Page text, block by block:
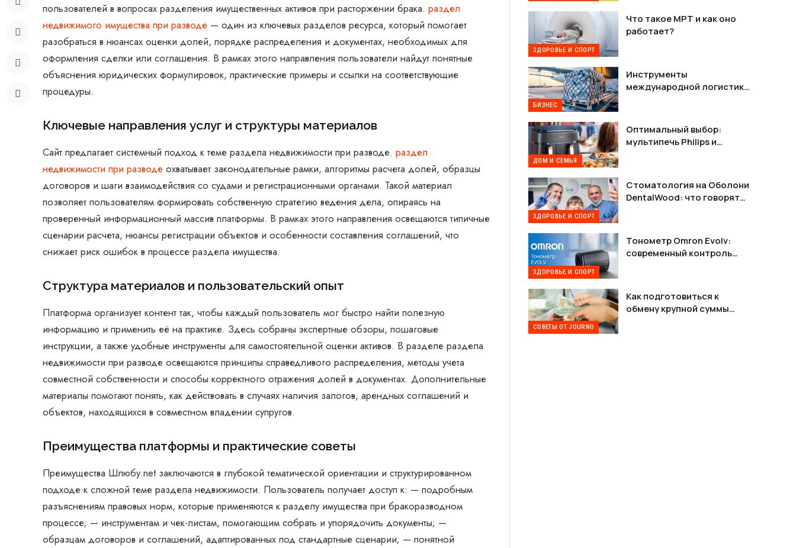
пользователей в вопросах разделения имущественных активов при расторжении брака. раздел
недвижимого имущества при разводе — один из ключевых разделов ресурса, который помогает
разобраться в нюансах оценки долей, порядке распределения и документах, необходимых для
оформления сделки или соглашения. В рамках этого направления пользователи найдут понятные
объяснения юридических формулировок, практические примеры и ссылки на соответствующие
процедуры.
Ключевые направления услуг и структуры материалов
Сайт предлагает системный подход к теме раздела недвижимости при разводе. раздел
недвижимости при разводе охватывает законодательные рамки, алгоритмы расчета долей, образцы
договоров и шаги взаимодействия со судами и регистрационными органами. Такой материал
позволяет пользователям формировать собственную стратегию ведения дела, опираясь на
проверенный информационный массив платформы. В рамках этого направления освещаются типичные
сценарии расчета, нюансы регистрации объектов и особенности составления соглашений, что
снижает риск ошибок в процессе раздела имущества.
Структура материалов и пользовательский опыт
Платформа организует контент так, чтобы каждый пользователь мог быстро найти полезную
информацию и применить её на практике. Здесь собраны экспертные обзоры, пошаговые
инструкции, а также удобные инструменты для самостоятельной оценки активов. В разделе раздела
недвижимости при разводе освещаются принципы справедливого распределения, методы учета
совместной собственности и способы корректного отражения долей в документах. Дополнительные
материалы помогают понять, как действовать в случаях наличия залогов, арендных соглашений и
объектов, находящихся в совместном владении супругов.
Преимущества платформы и практические советы
Преимущества Шлюбу.net заключаются в глубокой тематической ориентации и структурированном
подходе к сложной теме раздела недвижимости. Пользователь получает доступ к: — подробным
разъяснениям правовых норм, которые применяются к разделу имущества при бракоразводном
процессе; — инструментам и чек-листам, помогающим собрать и упорядочить документы; —
образцам договоров и соглашений, адаптированных под стандартные сценарии; — понятной
ЗДОРОВЬЕ И СПОРТ
Что такое МРТ и как оно
работает?
БИЗНЕС
Инструменты
международной логистики
США
ДОМ И СЕМЬЯ
Оптимальный выбор:
мультипечь Philips и
ЗДОРОВЬЕ И СПОРТ
Стоматология на Оболони
DentalWood: что говорят
ЗДОРОВЬЕ И СПОРТ
Тонометр Omron Evolv:
современный контроль
СОВЕТЫ ОТ JOURNO
Как подготовиться к
обмену крупной суммы